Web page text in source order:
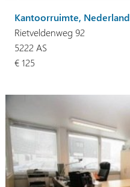
Kantoorruimte, Nederland
Rietveldenweg 92
5222 AS
€ 125